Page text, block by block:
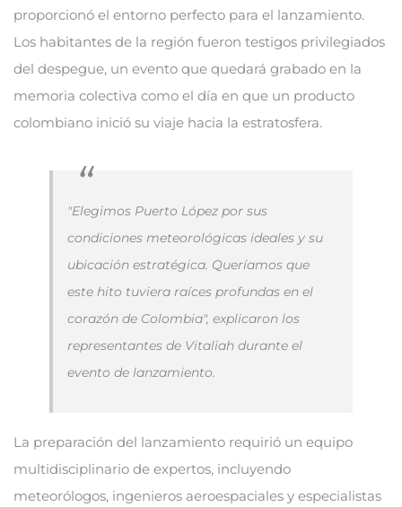
proporcionó el entorno perfecto para el lanzamiento.
Los habitantes de la región fueron testigos privilegiados
del despegue, un evento que quedará grabado en la
memoria colectiva como el día en que un producto
colombiano inició su viaje hacia la estratosfera.
"Elegimos Puerto López por sus
condiciones meteorológicas ideales y su
ubicación estratégica. Queríamos que
este hito tuviera raíces profundas en el
corazón de Colombia", explicaron los
representantes de Vitaliah durante el
evento de lanzamiento.
La preparación del lanzamiento requirió un equipo
multidisciplinario de expertos, incluyendo
meteorólogos, ingenieros aeroespaciales y especialistas